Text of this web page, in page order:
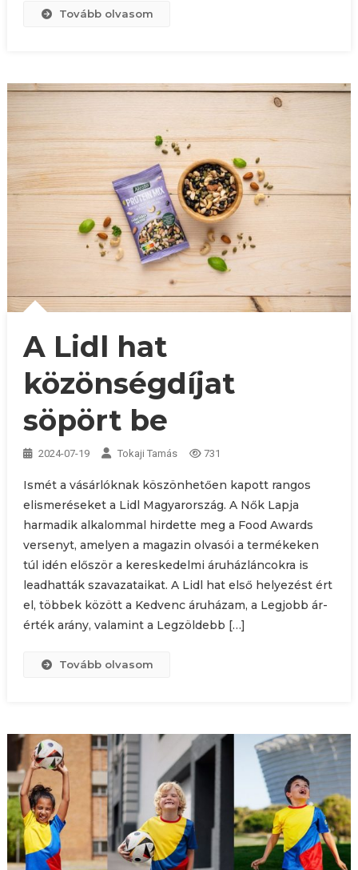
Tovább olvasom
A Lidl hat
közönségdíjat
söpört be
2024-07-19 Tokaji Tamás 731
Ismét a vásárlóknak köszönhetően kapott rangos
elismeréseket a Lidl Magyarország. A Nők Lapja
harmadik alkalommal hirdette meg a Food Awards
versenyt, amelyen a magazin olvasói a termékeken
túl idén először a kereskedelmi áruházláncokra is
leadhatták szavazataikat. A Lidl hat első helyezést ért
el, többek között a Kedvenc áruházam, a Legjobb ár-
érték arány, valamint a Legzöldebb […]
Tovább olvasom